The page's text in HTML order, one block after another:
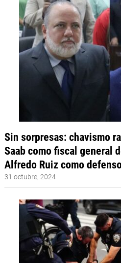
Sin sorpresas: chavismo
Saab como fiscal general
Alfredo Ruiz como
31 octubre, 2024